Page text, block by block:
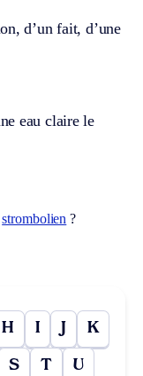
d’un fait, d’une
eau claire le
strombolien ?
H I J K
S T U